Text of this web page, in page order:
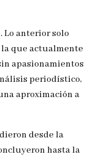
Lo anterior solo
que actualmente
apasionamientos
periodístico,
aproximación a
desde la
hasta la